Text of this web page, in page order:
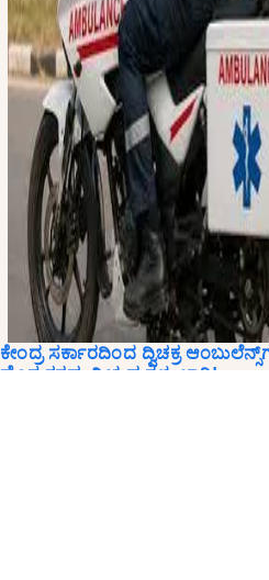
ಕೇಂದ್ರ ಸರ್ಕಾರದಿಂದ ದ್ವಿಚಕ್ರ
ಹೊಸ ಕರಡು ನಿಯಮಗಳು ಜಾರಿ!